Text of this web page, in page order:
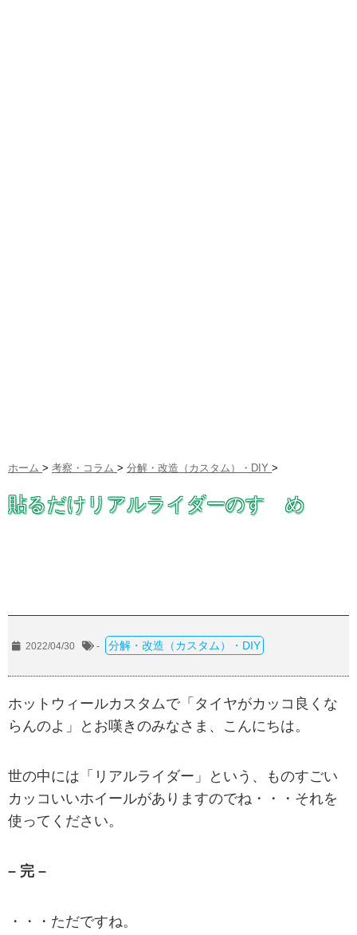
ホーム > 考察・コラム > 分解・改造（カスタム）・DIY >
貼るだけリアルライダーのすゝめ
2022/04/30 - 分解・改造（カスタム）・DIY
ホットウィールカスタムで「タイヤがカッコ良くな
らんのよ」とお嘆きのみなさま、こんにちは。
世の中には「リアルライダー」という、ものすごい
カッコいいホイールがありますのでね・・・それを
使ってください。
– 完 –
・・・ただですね。